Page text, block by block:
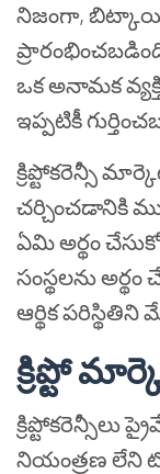
నిజంగా,
ఒక అనామక
ఇప్పటికీ
క్రిప్టోకరెన్సీ
చర్చించడానికి
ఏమి అర్థం
సంస్థలను
ఆర్థిక
క్రిప్టో
క్రిప్టోకరెన్సీలు
నియంత్రణ లేని